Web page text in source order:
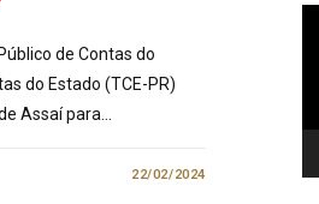
de Contas do
do Estado (TCE-PR)
Assaí para…
22/02/2024